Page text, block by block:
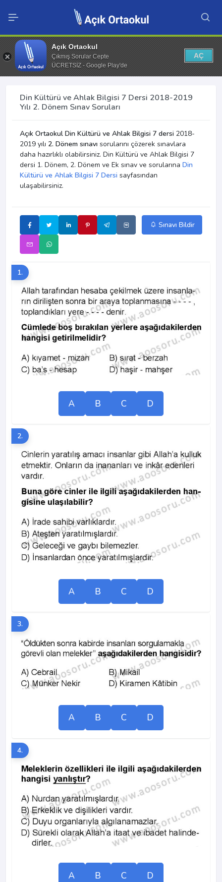
Açık Ortaokul
Çıkmış Sorular Cepte
ÜCRETSİZ - Google Play'de
AÇ
Din Kültürü ve Ahlak Bilgisi 7 Dersi 2018-2019
Yılı 2. Dönem Sınav Soruları
Açık Ortaokul Din Kültürü ve Ahlak Bilgisi 7 dersi 2018-
2019 yılı 2. Dönem sınavı sorularını çözerek sınavlara
daha hazırlıklı olabilirsiniz. Din Kültürü ve Ahlak Bilgisi 7
dersi 1. Dönem, 2. Dönem ve Ek sınav ve sorularına Din
Kültürü ve Ahlak Bilgisi 7 Dersi sayfasından
ulaşabilirsiniz.
Sınavı Bildir
1.
A B C D
2.
A B C D
3.
A B C D
4.
A B C D